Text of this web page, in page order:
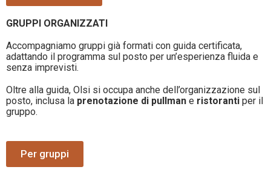
GRUPPI ORGANIZZATI
Accompagniamo gruppi già formati con guida certificata,
adattando il programma sul posto per un’esperienza fluida e
senza imprevisti.
Oltre alla guida, Olsi si occupa anche dell’organizzazione sul
posto, inclusa la prenotazione di pullman e ristoranti per il
gruppo.
Per gruppi